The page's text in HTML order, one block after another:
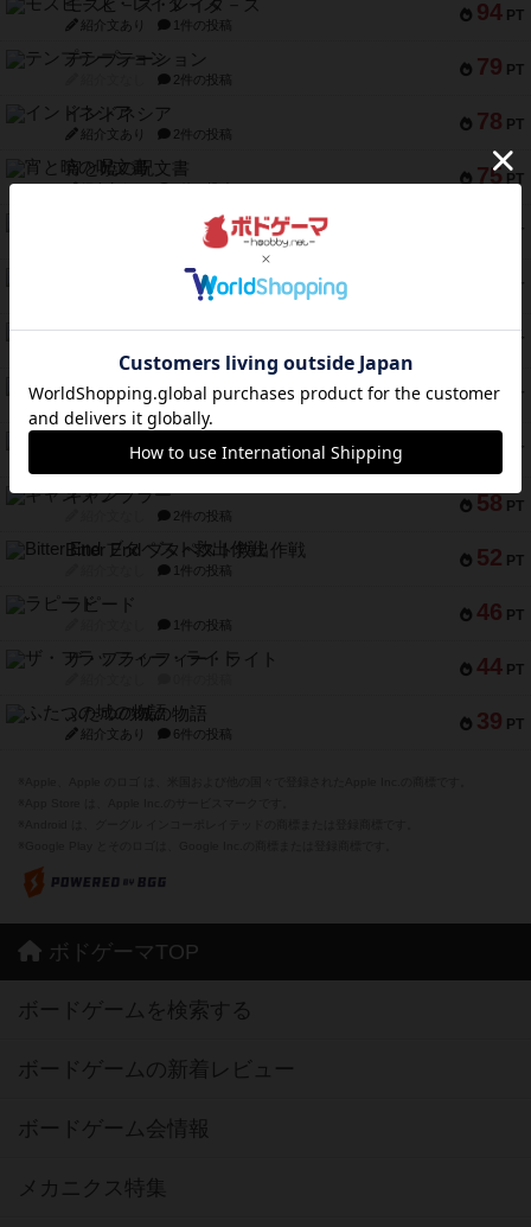
94 PT
モズビ－ズ・レイダ－ズ
紹介文あり 1件の投稿
79 PT
テンプテーション
2件の投稿
78 PT
インドネシア
紹介文あり 2件の投稿
75 PT
宵と暁の呪文書
紹介文あり 8件の投稿
PT
リスボン・トラム 28
9件の投稿
PT
1件の投稿
66 PT
ブラヴェスト
60 PT
スペクタキュラー
紹介文なし 1件の投稿
PT
紹介文あり 13件の投稿
58 PT
ギャンブラー
2件の投稿
52 PT
Bitter End ブタペスト救出作戦
1件の投稿
46 PT
ラピード
1件の投稿
44 PT
ザ・フラッフィー・ライト
39 PT
ふたつの城の物語
紹介文あり 6件の投稿
ボドゲーマTOP
ボードゲームを検索する
ボードゲームの新着レビュー
ボードゲーム会情報
メカニクス特集